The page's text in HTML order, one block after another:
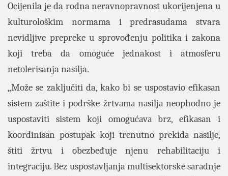
Ocijenila je da rodna neravnopravnost ukorijenjena u
kulturološkim normama i predrasudama stvara
nevidljive prepreke u sprovođenju politika i zakona
koji treba da omoguće jednakost i atmosferu
netolerisanja nasilja.
„Može se zaključiti da, kako bi se uspostаvio efikаsаn
sistem zаštite i podrške žrtvаmа nаsiljа neophodno je
uspostаviti sistem koji omogućаvа brz, efikаsаn i
koordinisаn postupаk koji trenutno prekidа nаsilje,
štiti žrtvu i obezbeđuje njenu rehаbilitаciju i
integrаciju. Bez uspostаvljаnja multisektorske sаrаdnje